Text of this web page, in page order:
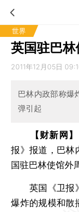
世界
英国驻巴
2011年12月05日
巴林内政部称爆
弹引起
【财新网
报》报道，巴林
国驻巴林使馆外
英国《卫报》
爆炸的规模和散